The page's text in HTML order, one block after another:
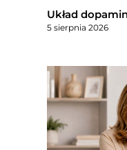
Układ
5 sierpnia 2026